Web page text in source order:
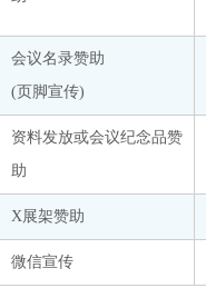
会议名录赞助
(页脚宣传)
资料发放或会议纪念品赞
助
X展架赞助
微信宣传